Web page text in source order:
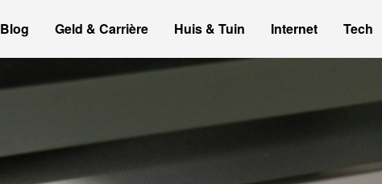
Blog Geld & Carrière Huis & Tuin Internet Tech